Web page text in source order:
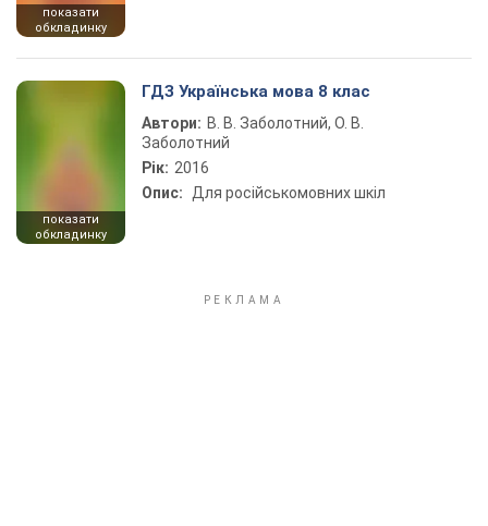
показати
обкладинку
показати
обкладинку
ГДЗ Українська мова 8 клас
Автори: В. В. Заболотний, О. В.
Заболотний
Рік: 2016
Опис:
Для російськомовних шкіл